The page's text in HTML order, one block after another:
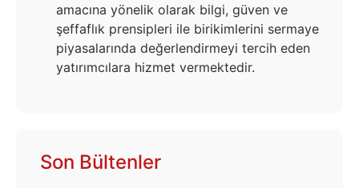
amacına yönelik olarak bilgi, güven ve
şeffaflık prensipleri ile birikimlerini sermaye
piyasalarında değerlendirmeyi tercih eden
yatırımcılara hizmet vermektedir.
Son Bültenler